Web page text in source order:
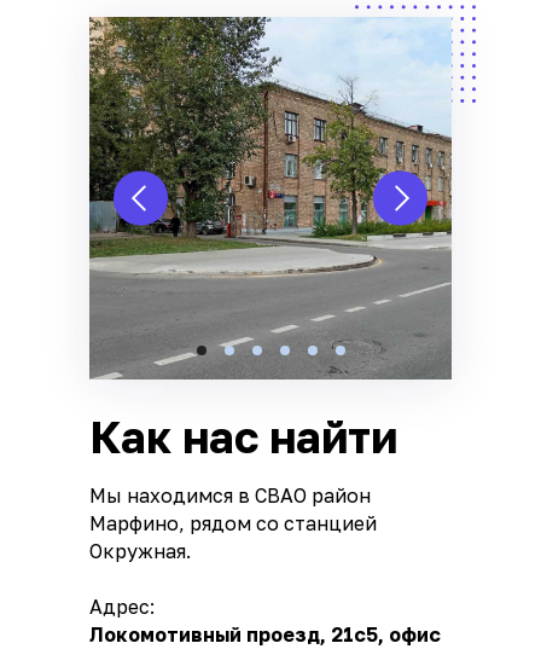
Мы находимся в СВАО район
Марфино, рядом со станцией
Окружная.
Адрес:
Локомотивный проезд, 21с5, офис
Как нас найти